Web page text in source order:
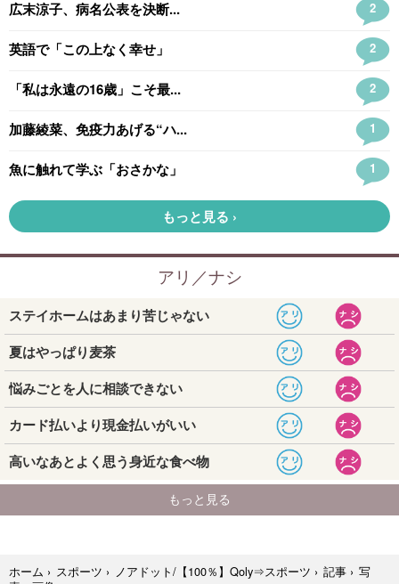
ホーム › スポーツ › ノアドット/【100％】Qoly⇒スポーツ › 記事 › 写